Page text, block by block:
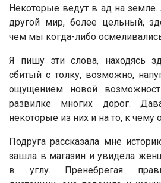
Некоторые ведут в ад на
другой мир, более цельный,
чем мы когда-либо
Я пишу эти слова, находясь
сбитый с толку, возможно,
ощущением новой
развилке многих дорог.
некоторые из них и на то, к чему
Подруга рассказала мне
зашла в магазин и увидела
в углу. Пренебрегая